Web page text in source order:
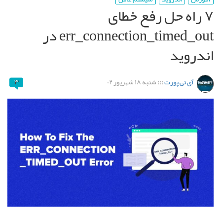
۷ راه حل رفع خطای
err_connection_timed_out در
اندروید
آی تی پورت:::شنبه ۱۸ شهریور ۰۲ ۳